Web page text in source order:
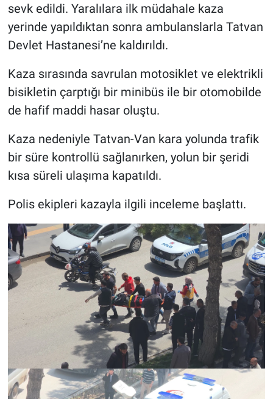
sevk edildi. Yaralılara ilk müdahale kaza
yerinde yapıldıktan sonra ambulanslarla Tatvan
Devlet Hastanesi’ne kaldırıldı.
Kaza sırasında savrulan motosiklet ve elektrikli
bisikletin çarptığı bir minibüs ile bir otomobilde
de hafif maddi hasar oluştu.
Kaza nedeniyle Tatvan-Van kara yolunda trafik
bir süre kontrollü sağlanırken, yolun bir şeridi
kısa süreli ulaşıma kapatıldı.
Polis ekipleri kazayla ilgili inceleme başlattı.